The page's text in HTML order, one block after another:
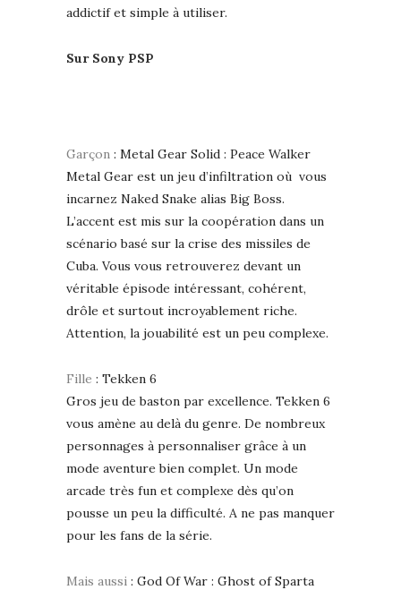
addictif et simple à utiliser.
Sur Sony PSP
Garçon : Metal Gear Solid : Peace Walker
Metal Gear est un jeu d’infiltration où vous
incarnez Naked Snake alias Big Boss.
L’accent est mis sur la coopération dans un
scénario basé sur la crise des missiles de
Cuba. Vous vous retrouverez devant un
véritable épisode intéressant, cohérent,
drôle et surtout incroyablement riche.
Attention, la jouabilité est un peu complexe.
Fille : Tekken 6
Gros jeu de baston par excellence. Tekken 6
vous amène au delà du genre. De nombreux
personnages à personnaliser grâce à un
mode aventure bien complet. Un mode
arcade très fun et complexe dès qu’on
pousse un peu la difficulté. A ne pas manquer
pour les fans de la série.
Mais aussi : God Of War : Ghost of Sparta